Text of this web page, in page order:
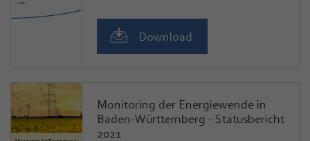
Download
Monitoring der Energiewende in
Baden-Württemberg - Statusbericht
2021